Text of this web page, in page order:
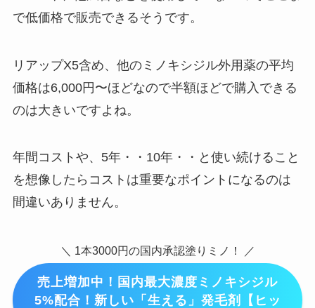
で低価格で販売できるそうです。
リアップX5含め、他のミノキシジル外用薬の平均
価格は6,000円〜ほどなので半額ほどで購入できる
のは大きいですよね。
年間コストや、5年・・10年・・と使い続けること
を想像したらコストは重要なポイントになるのは
間違いありません。
＼ 1本3000円の国内承認塗りミノ！ ／
売上増加中！国内最大濃度ミノキシジル
5%配合！新しい「生える」発毛剤【ヒッ